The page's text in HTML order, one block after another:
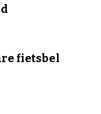
fietsbel